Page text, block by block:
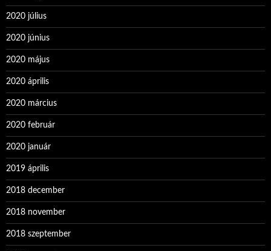
2020 július
2020 június
2020 május
2020 április
2020 március
2020 február
2020 január
2019 április
2018 december
2018 november
2018 szeptember